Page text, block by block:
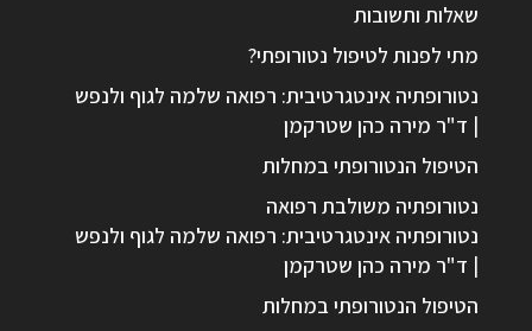
שאלות ותשובות
מתי לפנות לטיפול נטורופתי?
נטורופתיה אינטגרטיבית: רפואה שלמה לגוף ולנפש
| ד"ר מירה כהן שטרקמן
הטיפול הנטורופתי במחלות
נטורופתיה משולבת רפואה
נטורופתיה אינטגרטיבית: רפואה שלמה לגוף ולנפש
| ד"ר מירה כהן שטרקמן
הטיפול הנטורופתי במחלות